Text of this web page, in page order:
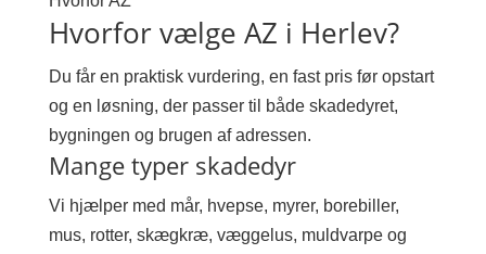
Hvorfor vælge AZ i Herlev?
Du får en praktisk vurdering, en fast pris før opstart
og en løsning, der passer til både skadedyret,
bygningen og brugen af adressen.
Mange typer skadedyr
Vi hjælper med mår, hvepse, myrer, borebiller,
mus, rotter, skægkræ, væggelus, muldvarpe og